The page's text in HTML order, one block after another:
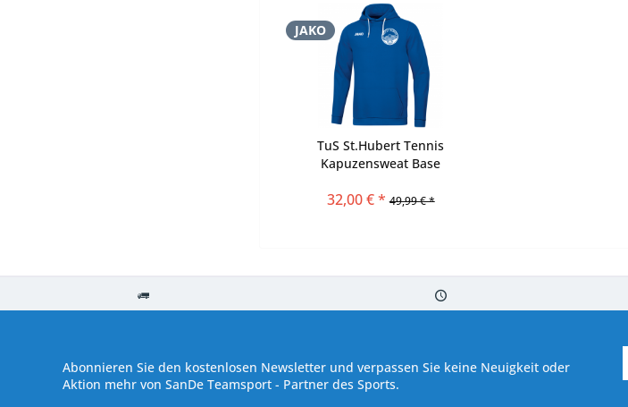
JAKO
TuS St.Hubert Tennis
Kapuzensweat Base
32,00 € * 49,99 € *
Abonnieren Sie den kostenlosen Newsletter und verpassen Sie keine Neuigkeit oder
Aktion mehr von SanDe Teamsport - Partner des Sports.